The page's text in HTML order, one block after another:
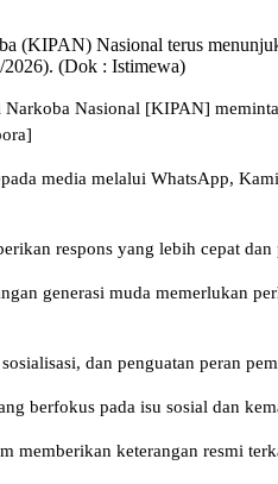
(KIPAN) Nasional terus
2026). (Dok : Istimewa)
Nasional [KIPAN]
media melalui WhatsApp,
respons yang lebih cepat
generasi muda memerlukan
dan penguatan peran
berfokus pada isu sosial dan
memberikan keterangan resmi